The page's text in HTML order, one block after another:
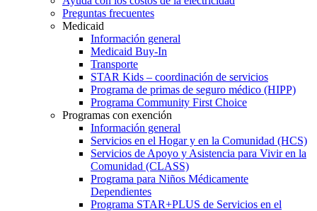
Preguntas frecuentes
Medicaid
Información general
Medicaid Buy-In
Transporte
STAR Kids – coordinación de servicios
Programa de primas de seguro médico (HIPP)
Programa Community First Choice
Programas con exención
Información general
Servicios en el Hogar y en la Comunidad (HCS)
Servicios de Apoyo y Asistencia para Vivir en la
Comunidad (CLASS)
Programa para Niños Médicamente
Dependientes
Programa STAR+PLUS de Servicios en el